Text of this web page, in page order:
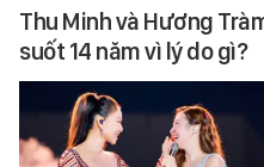
Thu Minh và Hương
suốt 14 năm vì lý do gì?